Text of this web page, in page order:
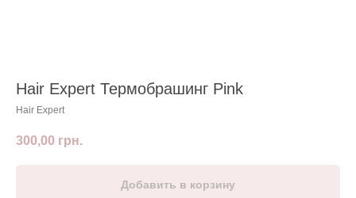
Hair Expert Термобрашинг Pink
Hair Expert
300,00 грн.
Добавить в корзину